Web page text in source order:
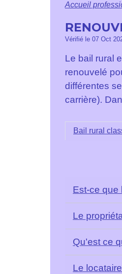
Accueil
Vérifié le 07 Oct
Le bail rural
renouvelé
différentes
carrière).
Bail rural
Est-ce que
Le
Qu'est ce
Le